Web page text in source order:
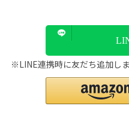
※LINE連携時に友だち追加し